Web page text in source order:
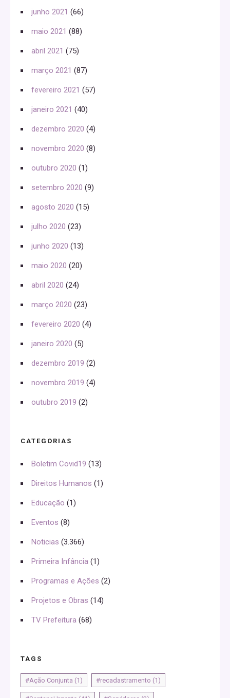
junho 2021 (66)
maio 2021 (88)
abril 2021 (75)
março 2021 (87)
fevereiro 2021 (57)
janeiro 2021 (40)
dezembro 2020 (4)
novembro 2020 (8)
outubro 2020 (1)
setembro 2020 (9)
agosto 2020 (15)
julho 2020 (23)
junho 2020 (13)
maio 2020 (20)
abril 2020 (24)
março 2020 (23)
fevereiro 2020 (4)
janeiro 2020 (5)
dezembro 2019 (2)
novembro 2019 (4)
outubro 2019 (2)
CATEGORIAS
Boletim Covid19 (13)
Direitos Humanos (1)
Educação (1)
Eventos (8)
Noticias (3.366)
Primeira Infância (1)
Programas e Ações (2)
Projetos e Obras (14)
TV Prefeitura (68)
TAGS
#Ação Conjunta (1) #recadastramento (1)